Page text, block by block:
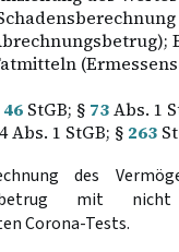
46 StGB; § 73Abs. 1
Abs. 1 StGB; § 263
des
mit nicht
Corona-Tests.